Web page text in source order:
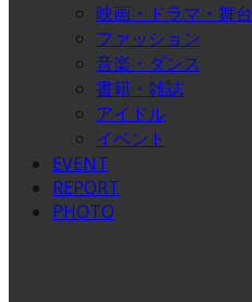
映画・ドラマ・舞台
ファッション
音楽・ダンス
書籍・雑誌
アイドル
イベント
EVENT
REPORT
PHOTO